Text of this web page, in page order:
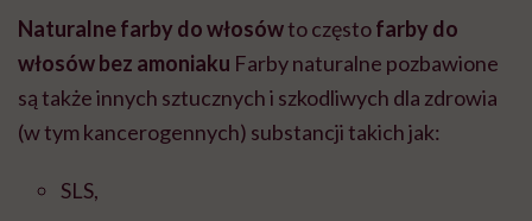
Naturalne farby do włosówto częstofarby do
włosów bez amoniaku Farby naturalne pozbawione
są także innych sztucznych i szkodliwych dla zdrowia
(w tym kancerogennych) substancji takich jak:
SLS,